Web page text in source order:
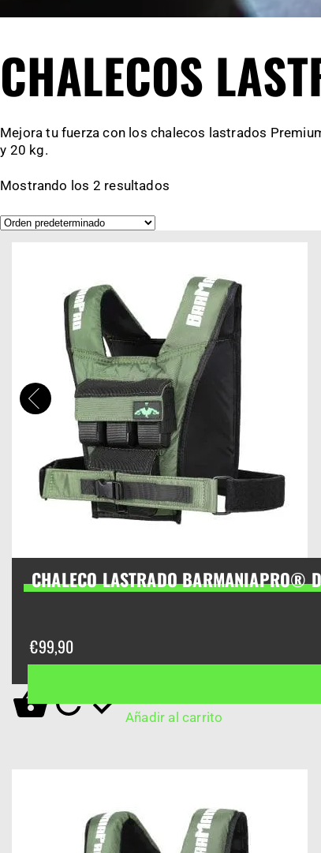
CHALECOS
Mejora tu fuerza con los chalecos lastrados
y 20 kg.
Mostrando los 2 resultados
CHALECO LASTRADO BARMANIAPRO®
€99,90
Añadir al carrito